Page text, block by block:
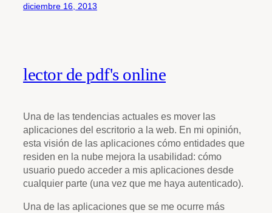
diciembre 16, 2013
lector de pdf's online
Una de las tendencias actuales es mover las
aplicaciones del escritorio a la web. En mi opinión,
esta visión de las aplicaciones cómo entidades que
residen en la nube mejora la usabilidad: cómo
usuario puedo acceder a mis aplicaciones desde
cualquier parte (una vez que me haya autenticado).
Una de las aplicaciones que se me ocurre más